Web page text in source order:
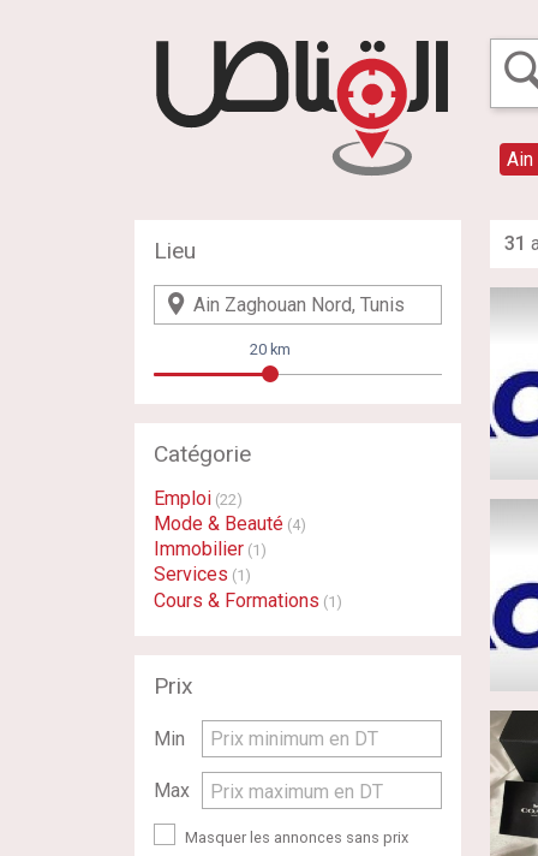
31
Lieu
20 km
Catégorie
Emploi (22)
Mode & Beauté (4)
Immobilier (1)
Services (1)
Cours & Formations (1)
Prix
Min Prix minimum en DT
Max Prix maximum en DT
Masquer les annonces sans prix